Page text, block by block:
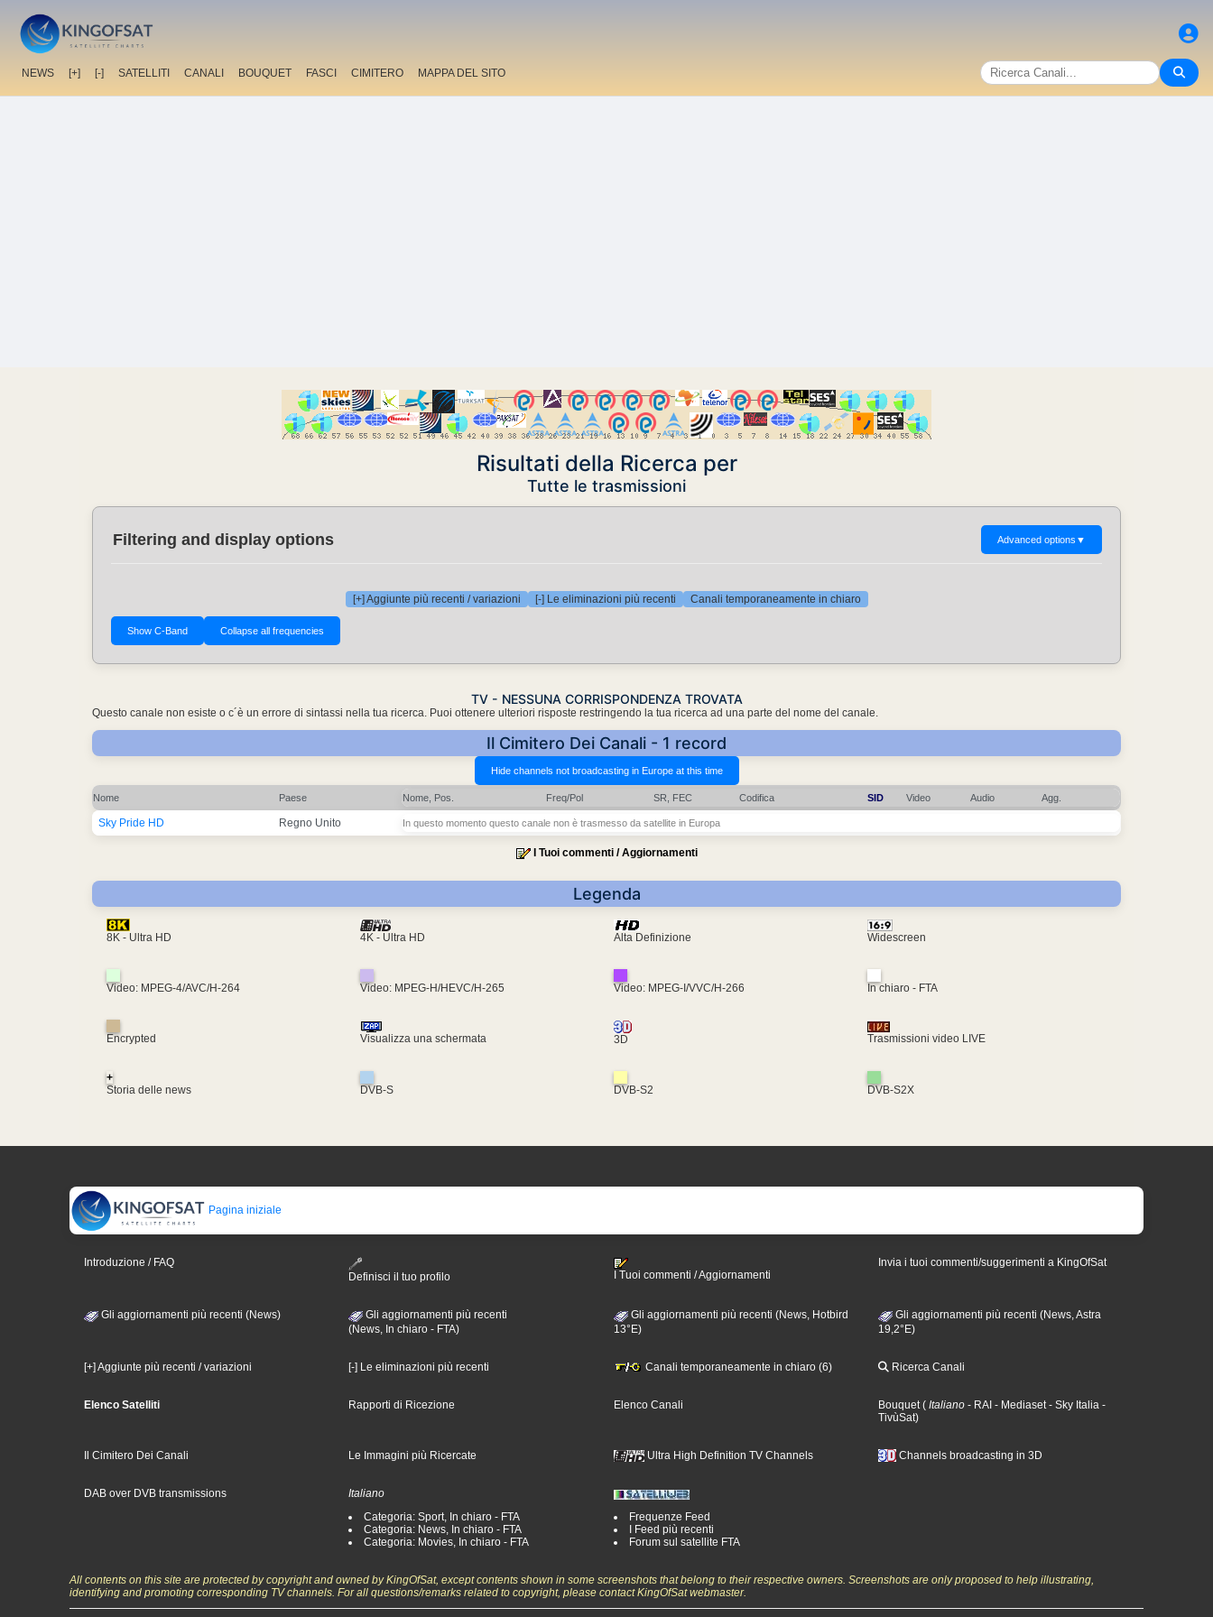
NEWS [+] [-] SATELLITI CANALI BOUQUET FASCI CIMITERO MAPPA DEL SITO
Risultati della Ricerca per
Tutte le trasmissioni
Filtering and display options Advanced options ▼
[+] Aggiunte più recenti / variazioni [-] Le eliminazioni più recenti Canali temporaneamente in chiaro
TV - NESSUNA CORRISPONDENZA TROVATA
Questo canale non esiste o c´è un errore di sintassi nella tua ricerca. Puoi ottenere ulteriori risposte restringendo la tua ricerca ad una parte del nome del canale.
Il Cimitero Dei Canali - 1 record
Nome Paese Nome, Pos. Freq/Pol SR, FEC Codifica SID Video Audio Agg.
Sky Pride HD Regno Unito In questo momento questo canale non è trasmesso da satellite in Europa
I Tuoi commenti / Aggiornamenti
Legenda
8K - Ultra HD 4K - Ultra HD Alta Definizione Widescreen
Video: MPEG-4/AVC/H-264 Video: MPEG-H/HEVC/H-265 Video: MPEG-I/VVC/H-266 In chiaro - FTA
Encrypted Visualizza una schermata 3D Trasmissioni video LIVE
+
Storia delle news
DVB-S DVB-S2 DVB-S2X
Pagina iniziale
Introduzione / FAQ
Definisci il tuo profilo
I Tuoi commenti / Aggiornamenti
Invia i tuoi commenti/suggerimenti a KingOfSat
Gli aggiornamenti più recenti (News)
Gli aggiornamenti più recenti
(News, In chiaro - FTA)
Gli aggiornamenti più recenti (News, Hotbird
13°E)
Gli aggiornamenti più recenti (News, Astra
19,2°E)
[+] Aggiunte più recenti / variazioni [-] Le eliminazioni più recenti Canali temporaneamente in chiaro (6) Ricerca Canali
Elenco Satelliti Rapporti di Ricezione Elenco Canali Bouquet ( Italiano - RAI - Mediaset - Sky Italia -
TivùSat)
Il Cimitero Dei Canali Le Immagini più Ricercate Ultra High Definition TV Channels Channels broadcasting in 3D
DAB over DVB transmissions
Italiano
Categoria: Sport, In chiaro - FTA
Categoria: News, In chiaro - FTA
Categoria: Movies, In chiaro - FTA
Frequenze Feed
I Feed più recenti
Forum sul satellite FTA
All contents on this site are protected by copyright and owned by KingOfSat, except contents shown in some screenshots that belong to their respective owners. Screenshots are only proposed to help illustrating,
identifying and promoting corresponding TV channels. For all questions/remarks related to copyright, please contact KingOfSat webmaster.